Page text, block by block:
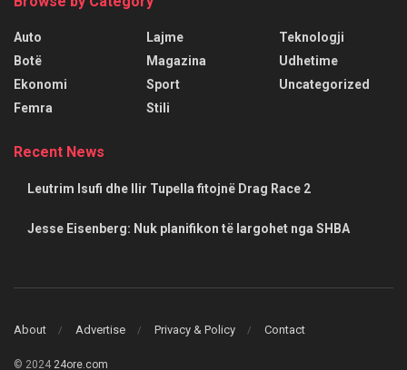
Auto
Botë
Ekonomi
Femra
Lajme
Magazina
Sport
Stili
Teknologji
Udhetime
Uncategorized
Recent News
Leutrim Isufi dhe Ilir Tupella fitojnë Drag Race 2
Jesse Eisenberg: Nuk planifikon të largohet nga SHBA
About Advertise Privacy & Policy Contact
© 2024 24ore.com